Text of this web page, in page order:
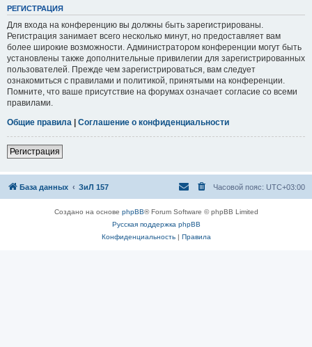
РЕГИСТРАЦИЯ
Для входа на конференцию вы должны быть зарегистрированы.
Регистрация занимает всего несколько минут, но предоставляет вам
более широкие возможности. Администратором конференции могут быть
установлены также дополнительные привилегии для зарегистрированных
пользователей. Прежде чем зарегистрироваться, вам следует
ознакомиться с правилами и политикой, принятыми на конференции.
Помните, что ваше присутствие на форумах означает согласие со всеми
правилами.
Общие правила | Соглашение о конфиденциальности
Регистрация
База данных ЗиЛ 157 Часовой пояс: UTC+03:00
Создано на основе phpBB® Forum Software © phpBB Limited
Русская поддержка phpBB
Конфиденциальность| Правила